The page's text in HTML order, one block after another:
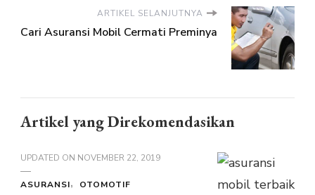
ARTIKEL SELANJUTNYA
Cari Asuransi Mobil Cermati Preminya
Artikel yang Direkomendasikan
UPDATED ON NOVEMBER 22, 2019
ASURANSI OTOMOTIF